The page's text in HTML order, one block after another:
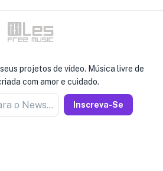
projetos de vídeo. Música livre de
com amor e cuidado.
Inscreva-se para o Newseller Inscreva-Se